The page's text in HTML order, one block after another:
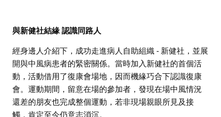
與新健社結緣 認識同路人
經身邊人介紹下，成功走進病人自助組織 - 新健社，並展
開與中風病患者的緊密關係。當時加入新健社的首個活
動，活動借用了復康會場地，因而機緣巧合下認識復康
會。運動期間，留意在場的參加者，發現在場中風情況
還差的朋友也完成整個運動，若非現場親眼所見及接
觸，肯定至今仍意志消沉。